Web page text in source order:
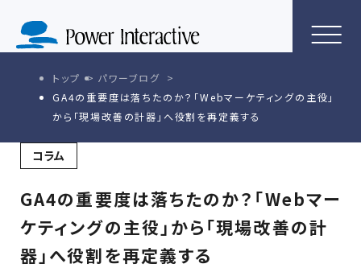
トップ
パワーブログ
GA4の重要度は落ちたのか？「Webマーケティングの主役」
から「現場改善の計器」へ役割を再定義する
コラム
GA4の重要度は落ちたのか？「Webマー
ケティングの主役」から「現場改善の計
器」へ役割を再定義する